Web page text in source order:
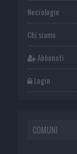
Necrologie
Chi siamo
Abbonati
Login
COMUNI